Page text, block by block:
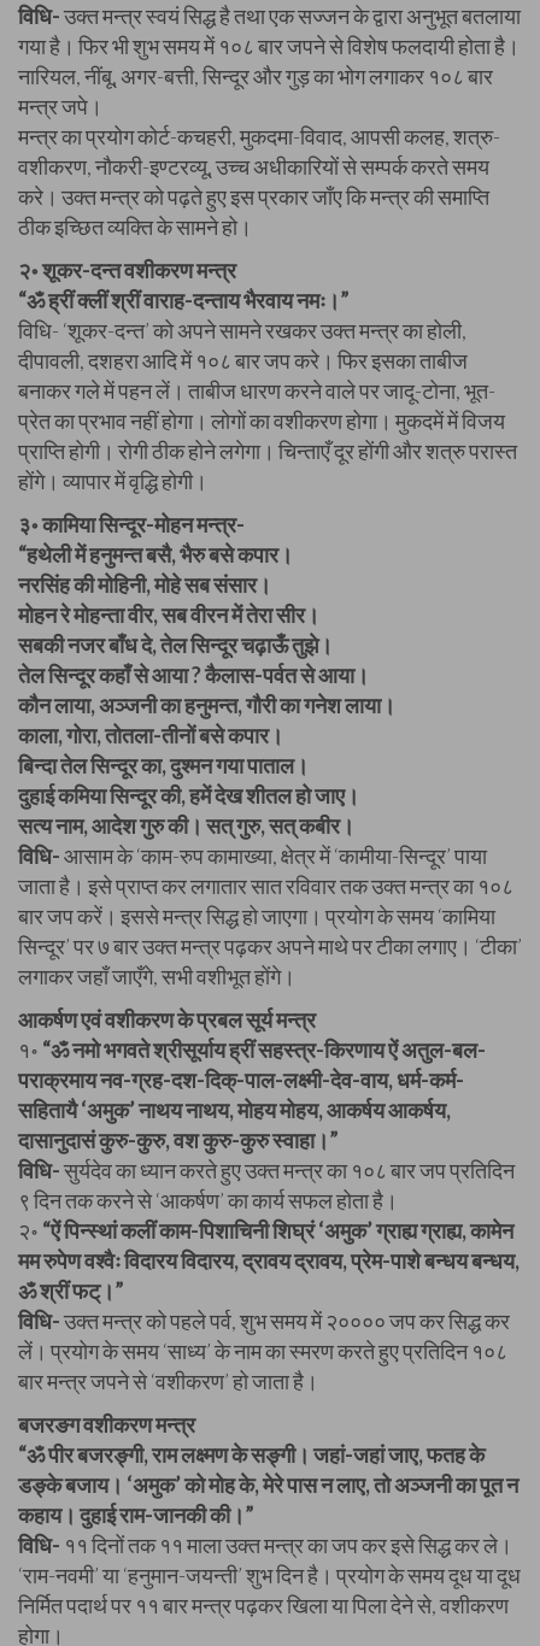
विधि-उक्त मन्त्र स्वयं सिद्ध है तथा एक सज्जन के द्वारा अनुभूत बतलाया
गया है। फिर भी शुभ समय में १०८ बार जपने से विशेष फलदायी होता है।
नारियल, नींबू, अगर-बत्ती, सिन्दूर और गुड़ का भोग लगाकर १०८ बार
मन्त्र जपे।
मन्त्र का प्रयोग कोर्ट-कचहरी, मुकदमा-विवाद, आपसी कलह, शत्रु-
वशीकरण, नौकरी-इण्टरव्यू, उच्च अधीकारियों से सम्पर्क करते समय
करे। उक्त मन्त्र को पढ़ते हुए इस प्रकार जाँए कि मन्त्र की समाप्ति
ठीक इच्छित व्यक्ति के सामने हो।
२॰ शूकर-दन्त वशीकरण मन्त्र
“ॐ ह्रीं क्लीं श्रीं वाराह-दन्ताय भैरवाय नमः।”
विधि- ‘शूकर-दन्त’ को अपने सामने रखकर उक्त मन्त्र का होली,
दीपावली, दशहरा आदि में १०८ बार जप करे। फिर इसका ताबीज
बनाकर गले में पहन लें। ताबीज धारण करने वाले पर जादू-टोना, भूत-
प्रेत का प्रभाव नहीं होगा। लोगों का वशीकरण होगा। मुकदमें में विजय
प्राप्ति होगी। रोगी ठीक होने लगेगा। चिन्ताएँ दूर होंगी और शत्रु परास्त
होंगे। व्यापार में वृद्धि होगी।
३॰ कामिया सिन्दूर-मोहन मन्त्र-
“हथेली में हनुमन्त बसै, भैरु बसे कपार।
नरसिंह की मोहिनी, मोहे सब संसार।
मोहन रे मोहन्ता वीर, सब वीरन में तेरा सीर।
सबकी नजर बाँध दे, तेल सिन्दूर चढ़ाऊँ तुझे।
तेल सिन्दूर कहाँ से आया ? कैलास-पर्वत से आया।
कौन लाया, अञ्जनी का हनुमन्त, गौरी का गनेश लाया।
काला, गोरा, तोतला-तीनों बसे कपार।
बिन्दा तेल सिन्दूर का, दुश्मन गया पाताल।
दुहाई कमिया सिन्दूर की, हमें देख शीतल हो जाए।
सत्य नाम, आदेश गुरु की। सत् गुरु, सत् कबीर।
विधि-आसाम के ‘काम-रुप कामाख्या, क्षेत्र में ‘कामीया-सिन्दूर’ पाया
जाता है। इसे प्राप्त कर लगातार सात रविवार तक उक्त मन्त्र का १०८
बार जप करें। इससे मन्त्र सिद्ध हो जाएगा। प्रयोग के समय ‘कामिया
सिन्दूर’ पर ७ बार उक्त मन्त्र पढ़कर अपने माथे पर टीका लगाए। ‘टीका’
लगाकर जहाँ जाएँगे, सभी वशीभूत होंगे।
आकर्षण एवं वशीकरण के प्रबल सूर्य मन्त्र
१॰ “ॐ नमो भगवते श्रीसूर्याय ह्रीं सहस्त्र-किरणाय ऐं अतुल-बल-
पराक्रमाय नव-ग्रह-दश-दिक्-पाल-लक्ष्मी-देव-वाय, धर्म-कर्म-
सहितायै ‘अमुक’ नाथय नाथय, मोहय मोहय, आकर्षय आकर्षय,
दासानुदासं कुरु-कुरु, वश कुरु-कुरु स्वाहा।”
विधि-सुर्यदेव का ध्यान करते हुए उक्त मन्त्र का १०८ बार जप प्रतिदिन
९ दिन तक करने से ‘आकर्षण’ का कार्य सफल होता है।
२॰ “ऐं पिन्स्थां कलीं काम-पिशाचिनी शिघ्रं ‘अमुक’ ग्राह्य ग्राह्य, कामेन
मम रुपेण वश्वैः विदारय विदारय, द्रावय द्रावय, प्रेम-पाशे बन्धय बन्धय,
ॐ श्रीं फट्।”
विधि-उक्त मन्त्र को पहले पर्व, शुभ समय में २०००० जप कर सिद्ध कर
लें। प्रयोग के समय ‘साध्य’ के नाम का स्मरण करते हुए प्रतिदिन १०८
बार मन्त्र जपने से ‘वशीकरण’ हो जाता है।
बजरङग वशीकरण मन्त्र
“ॐ पीर बजरङ्गी, राम लक्ष्मण के सङ्गी। जहां-जहां जाए, फतह के
डङ्के बजाय। ‘अमुक’ को मोह के, मेरे पास न लाए, तो अञ्जनी का पूत न
कहाय। दुहाई राम-जानकी की।”
विधि- ११ दिनों तक ११ माला उक्त मन्त्र का जप कर इसे सिद्ध कर ले।
‘राम-नवमी’ या ‘हनुमान-जयन्ती’ शुभ दिन है। प्रयोग के समय दूध या दूध
निर्मित पदार्थ पर ११ बार मन्त्र पढ़कर खिला या पिला देने से, वशीकरण
होगा।